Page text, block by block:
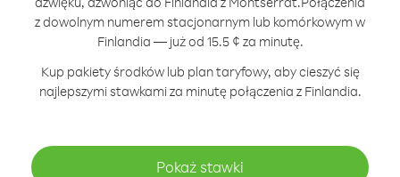
z dowolnym numerem stacjonarnym lub komórkowym w
Finlandia — już od 15.5 ¢ za minutę.
Kup pakiety środków lub plan taryfowy, aby cieszyć się
najlepszymi stawkami za minutę połączenia z Finlandia.
Pokaż stawki